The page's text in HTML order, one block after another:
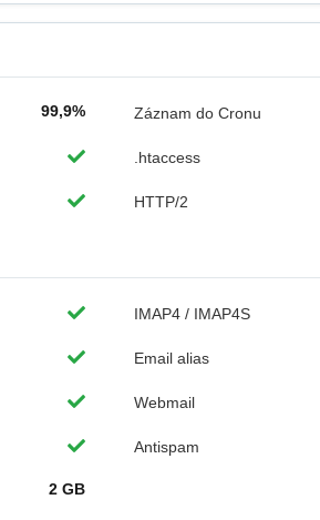
99,9% Záznam do Cronu
.htaccess
HTTP/2
IMAP4 / IMAP4S
Email alias
Webmail
Antispam
2 GB